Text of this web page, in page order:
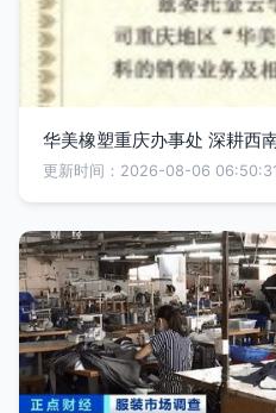
华美橡塑重庆办事处 深耕西
更新时间：2026-08-06 06:50:31